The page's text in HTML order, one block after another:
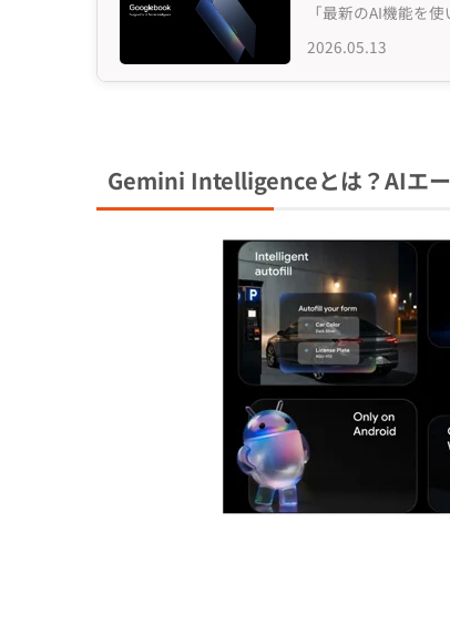
2026.05.13
Gemini Intelligenceとは？AIエ